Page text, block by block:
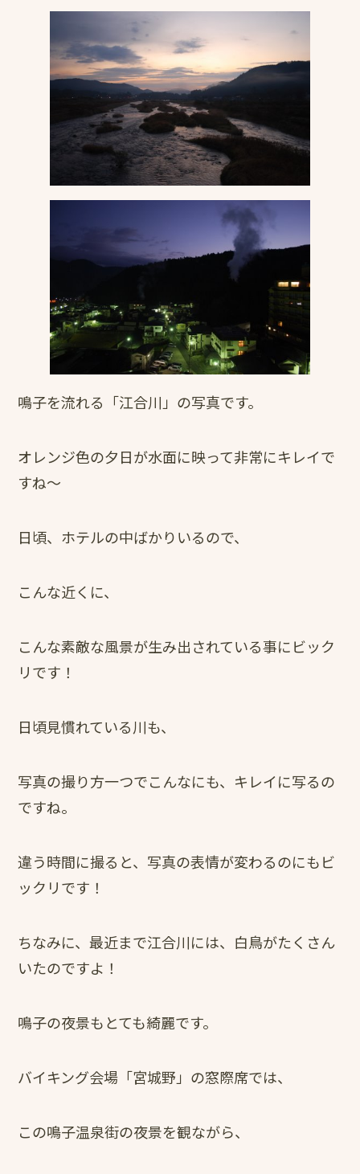
鳴子を流れる「江合川」の写真です。
オレンジ色の夕日が水面に映って非常にキレイで
すね～
日頃、ホテルの中ばかりいるので、
こんな近くに、
こんな素敵な風景が生み出されている事にビック
リです！
日頃見慣れている川も、
写真の撮り方一つでこんなにも、キレイに写るの
ですね。
違う時間に撮ると、写真の表情が変わるのにもビ
ックリです！
ちなみに、最近まで江合川には、白鳥がたくさん
いたのですよ！
鳴子の夜景もとても綺麗です。
バイキング会場「宮城野」の窓際席では、
この鳴子温泉街の夜景を観ながら、